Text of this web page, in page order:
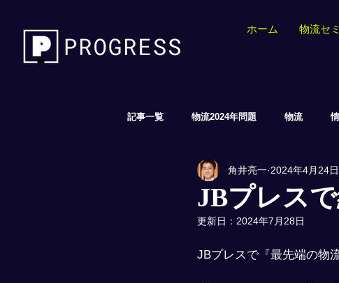
ホーム 物流セ
記事一覧 物流2024年問題 物流
EC/AI/小売
JBプレス
角井亮一 2024年4月24日
更新日： 2024年7月28日
JBプレスで『最先端の物